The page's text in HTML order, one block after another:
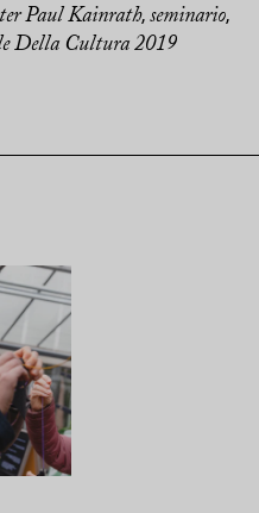
Paul Kainrath, seminario,
Della Cultura 2019